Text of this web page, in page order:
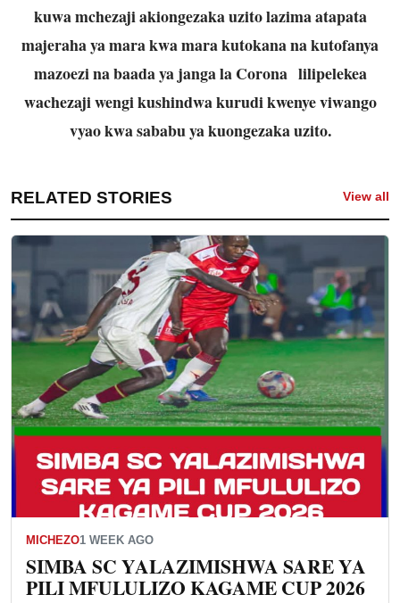
kuwa mchezaji akiongezaka uzito lazima atapata
majeraha ya mara kwa mara kutokana na kutofanya
mazoezi na baada ya janga la Corona lilipelekea
wachezaji wengi kushindwa kurudi kwenye viwango
vyao kwa sababu ya kuongezaka uzito.
RELATED STORIES View all
MICHEZO1 WEEK AGO
SIMBA SC YALAZIMISHWA SARE YA
PILI MFULULIZO KAGAME CUP 2026